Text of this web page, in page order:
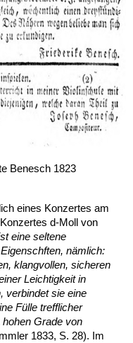
Benesch 1823
eines Konzertes am
d-Moll von
eine seltene
nämlich:
klangvollen, sicheren
Leichtigkeit in
verbindet sie eine
Fülle trefflicher
hohen Grade von
1833, S. 28). Im